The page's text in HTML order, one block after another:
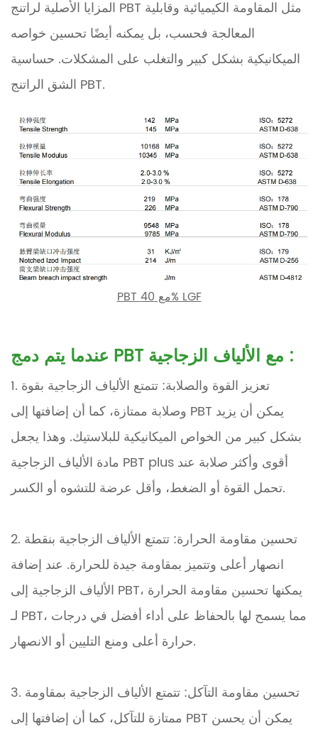
المزايا الأصلية لراتنج PBT مثل المقاومة الكيميائية وقابلية
المعالجة فحسب، بل يمكنه أيضًا تحسين خواصه
الميكانيكية بشكل كبير والتغلب على المشكلات. حساسية
الشق الراتنج PBT.
PBT مع 40% LGF
:
1. تعزيز القوة والصلابة: تتمتع الألياف الزجاجية بقوة
وصلابة ممتازة، كما أن إضافتها إلى PBT يمكن أن يزيد
بشكل كبير من الخواص الميكانيكية للبلاستيك. وهذا يجعل
مادة الألياف الزجاجية PBT plus أقوى وأكثر صلابة عند
تحمل القوة أو الضغط، وأقل عرضة للتشوه أو الكسر.
2. تحسين مقاومة الحرارة: تتمتع الألياف الزجاجية بنقطة
انصهار أعلى وتتميز بمقاومة جيدة للحرارة. عند إضافة
الألياف الزجاجية إلى PBT، يمكنها تحسين مقاومة الحرارة
لـ PBT، مما يسمح لها بالحفاظ على أداء أفضل في درجات
حرارة أعلى ومنع التليين أو الانصهار.
3. تحسين مقاومة التآكل: تتمتع الألياف الزجاجية بمقاومة
ممتازة للتآكل، كما أن إضافتها إلى PBT يمكن أن يحسن